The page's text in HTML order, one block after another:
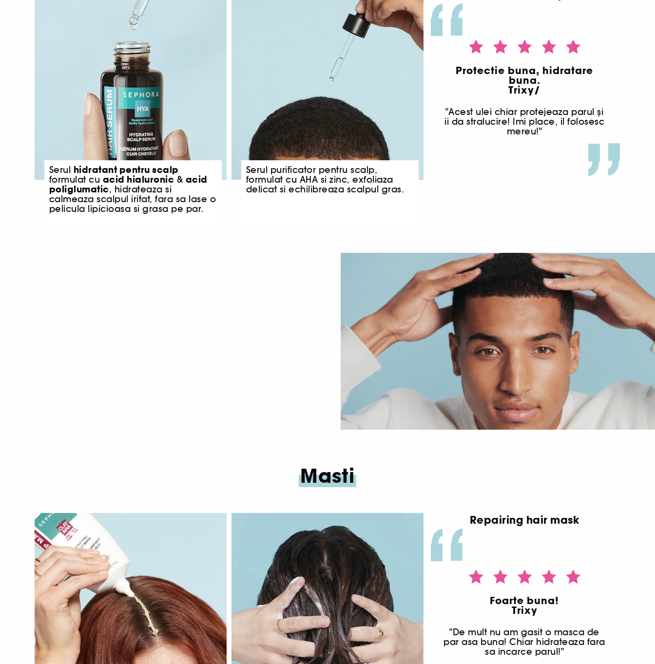
Serul hidratant pentru scalp
formulat cu acid hialuronic & acid
poliglumatic, hidrateaza si
calmeaza scalpul iritat, fara sa lase o
pelicula lipicioasa si grasa pe par.
Serul purificator pentru scalp,
formulat cu AHA si zinc, exfoliaza
delicat si echilibreaza scalpul gras.
Protectie buna, hidratare
buna.
Trixy/
"Acest ulei chiar protejeaza parul și
ii da stralucire! Imi place, il folosesc
mereu!"
Masti
Repairing hair mask
Foarte buna!
Trixy
"De mult nu am gasit o masca de
par asa buna! Chiar hidrateaza fara
sa incarce parul!"